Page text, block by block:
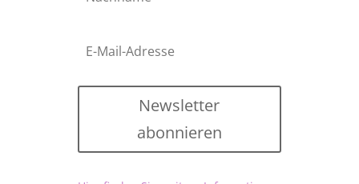
Newsletter
abonnieren